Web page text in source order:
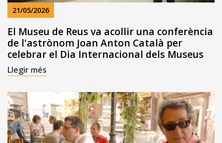
21/05/2026
El Museu de Reus va acollir una conferència
de l'astrònom Joan Anton Català per
celebrar el Dia Internacional dels Museus
Llegir més